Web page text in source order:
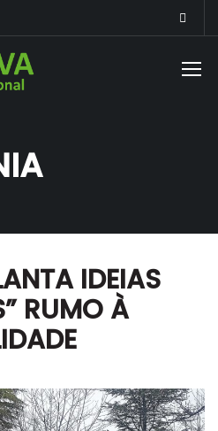
IDEIAS
RUMO À